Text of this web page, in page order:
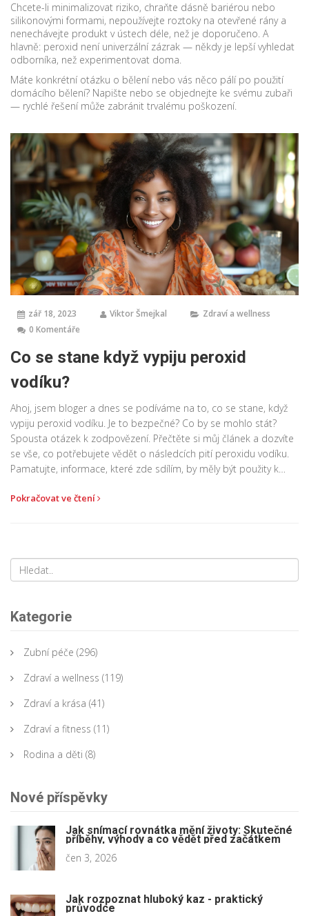
Chcete-li minimalizovat riziko, chraňte dásně bariérou nebo
silikonovými formami, nepoužívejte roztoky na otevřené rány a
nenechávejte produkt v ústech déle, než je doporučeno. A
hlavně: peroxid není univerzální zázrak — někdy je lepší vyhledat
odborníka, než experimentovat doma.
Máte konkrétní otázku o bělení nebo vás něco pálí po použití
domácího bělení? Napište nebo se objednejte ke svému zubaři
— rychlé řešení může zabránit trvalému poškození.
zář 18, 2023 Viktor Šmejkal
Zdraví a wellness
0 Komentáře
Co se stane když vypiju peroxid
vodíku?
Ahoj, jsem bloger a dnes se podíváme na to, co se stane, když
vypiju peroxid vodíku. Je to bezpečné? Co by se mohlo stát?
Spousta otázek k zodpovězení. Přečtěte si můj článek a dozvíte
se vše, co potřebujete vědět o následcích pití peroxidu vodíku.
Pamatujte, informace, které zde sdílím, by měly být použity k
Pokračovat ve čtení
Kategorie
Zubní péče (296)
Zdraví a wellness (119)
Zdraví a krása (41)
Zdraví a fitness (11)
Rodina a děti (8)
Nové příspěvky
Jak snímací rovnátka mění životy: Skutečné
příběhy, výhody a co vědět před začátkem
čen 3, 2026
Jak rozpoznat hluboký kaz - praktický
průvodce